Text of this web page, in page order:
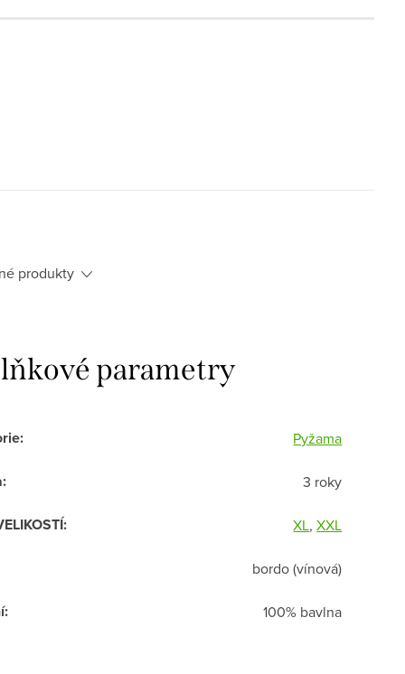
produkty
parametry
: Pyžama
: 3 roky
: XL,XXL
bordo (vínová)
: 100% bavlna